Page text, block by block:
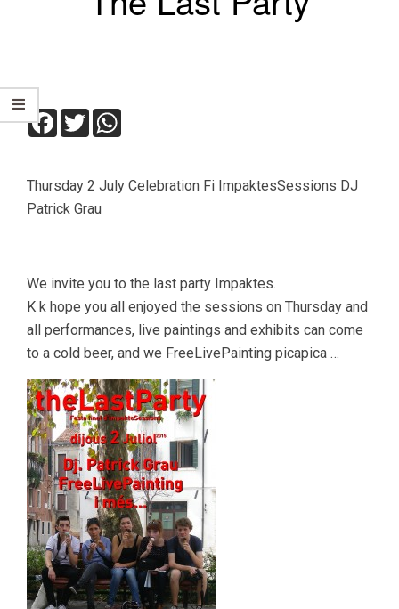
Facebook
Twitter
Thursday 2 July Celebration Fi ImpaktesSessions DJ
Patrick Grau
We invite you to the last party Impaktes.
K k hope you all enjoyed the sessions on Thursday and
all performances, live paintings and exhibits can come
to a cold beer, and we FreeLivePainting picapica …